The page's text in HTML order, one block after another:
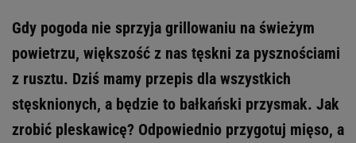
Gdy pogoda nie sprzyja grillowaniu na świeżym
powietrzu, większość z nas tęskni za pysznościami
z rusztu. Dziś mamy przepis dla wszystkich
stęsknionych, a będzie to bałkański przysmak. Jak
zrobić pleskawicę? Odpowiednio przygotuj mięso, a